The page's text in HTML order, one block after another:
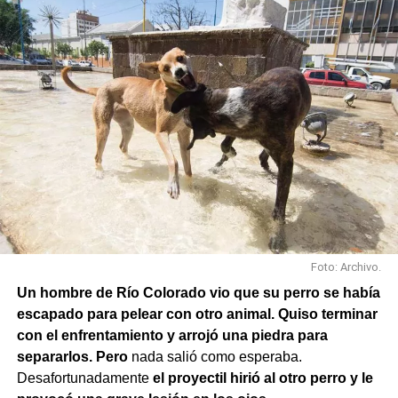
En paralelo, las cuadrillas municipales realizaron la
limpieza de alcantarillas y sumideros en distintos
sectores de la ciudad, entre ellos Jujuy y Güemes;
Güemes entre Dr. Maradona y República del Líbano;
Carlos Gardel y Rochdale; Rochdale y Australia;
Rochdale y Jujuy; Yrigoyen y Mendoza; Yrigoyen y
Avenida Roca; y Chula Vista, casi San Juan.
Foto: Archivo.
Un hombre de Río Colorado vio que su perro se había
escapado para pelear con otro animal. Quiso terminar
con el enfrentamiento y arrojó una piedra para
separarlos. Peronada salió como esperaba.
Desafortunadamente el proyectil hirió al otro perro y le